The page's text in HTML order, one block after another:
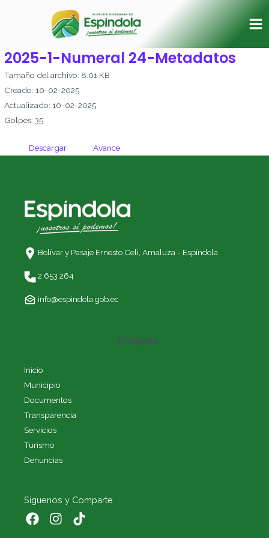
2025-1-Numeral 24-Metadatos
Tamaño del archivo: 8.01 KB
Creado: 10-02-2025
Actualizado: 10-02-2025
Golpes: 35
Descargar Avance
Bolívar y Pasaje Ernesto Celi, Amaluza - Espíndola
2 653 264
info@espindola.gob.ec
Enlaces
Inicio
Municipio
Documentos
Transparencia
Servicios
Turismo
Denuncias
Siguenos y Comparte